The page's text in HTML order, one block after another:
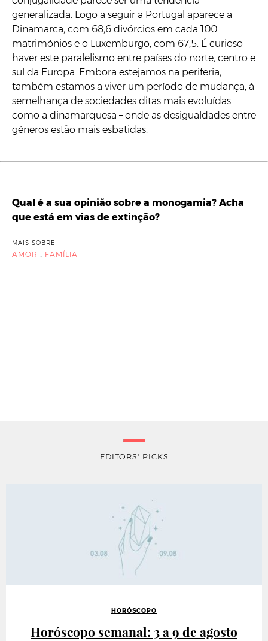
generalizada. Logo a seguir a Portugal aparece a
Dinamarca, com 68,6 divórcios em cada 100
matrimónios e o Luxemburgo, com 67,5. É curioso
haver este paralelismo entre países do norte, centro e
sul da Europa. Embora estejamos na periferia,
também estamos a viver um período de mudança, à
semelhança de sociedades ditas mais evoluídas –
como a dinamarquesa – onde as desigualdades entre
géneros estão mais esbatidas.
Qual é a sua opinião sobre a monogamia? Acha
que está em vias de extinção?
MAIS SOBRE
AMOR , FAMÍLIA
EDITORS' PICKS
HORÓSCOPO
Horóscopo semanal: 3 a 9 de agosto